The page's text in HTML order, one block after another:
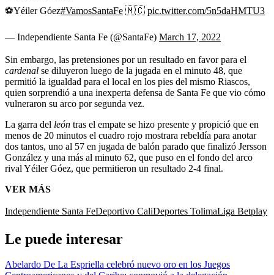
⚽️Yéiler Góez#VamosSantaFe 🇲🇨 pic.twitter.com/5n5daHMTU3
— Independiente Santa Fe (@SantaFe) March 17, 2022
Sin embargo, las pretensiones por un resultado en favor para el
cardenal se diluyeron luego de la jugada en el minuto 48, que
permitió la igualdad para el local en los pies del mismo Riascos,
quien sorprendió a una inexperta defensa de Santa Fe que vio cómo
vulneraron su arco por segunda vez.
La garra del león tras el empate se hizo presente y propició que en
menos de 20 minutos el cuadro rojo mostrara rebeldía para anotar
dos tantos, uno al 57 en jugada de balón parado que finalizó Jersson
González y una más al minuto 62, que puso en el fondo del arco
rival Yéiler Góez, que permitieron un resultado 2-4 final.
VER MÁS
Independiente Santa FeDeportivo CaliDeportes TolimaLiga Betplay
Le puede interesar
Abelardo De La Espriella celebró nuevo oro en los Juegos